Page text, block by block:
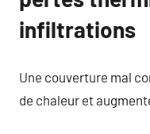
infiltrations
Une couverture mal
de chaleur et